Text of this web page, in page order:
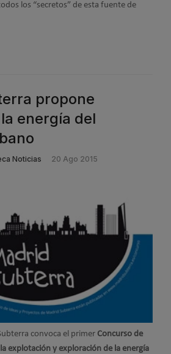
los “secretos” de esta fuente de
propone
energía del
Noticias 20 Ago 2015
convoca el primer Concurso de
explotación y exploración de la energía